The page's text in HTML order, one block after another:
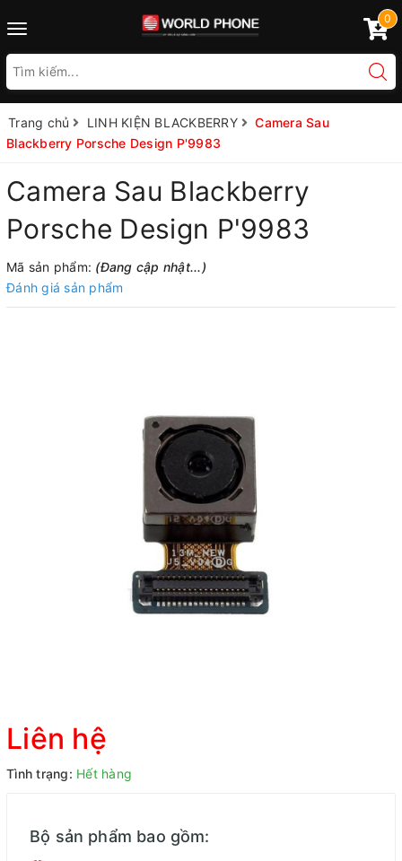
Toggle
0
Trang chủ LINH KIỆN BLACKBERRY
Camera Sau
Blackberry Porsche Design P'9983
Camera Sau Blackberry
Porsche Design P'9983
Mã sản phẩm: (Đang cập nhật...)
Đánh giá sản phẩm
Liên hệ
Tình trạng: Hết hàng
Bộ sản phẩm bao gồm: